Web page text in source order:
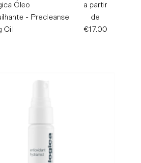
Óleo
- Precleanse
Oil
Preço
Normal
a partir
de
€17.00